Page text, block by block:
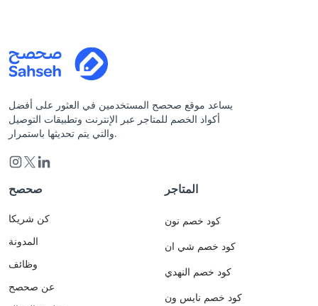
يساعد موقع صحصح المستخدمين في العثور على أفضل
أكواد الخصم للمتاجر عبر الإنترنت وتطبيقات التوصيل
والتي يتم تحديثها باستمرار.
صحصح
كن شريكا
المدونة
وظائف
عن صحصح
المتاجر
كود خصم نون
كود خصم شي ان
كود خصم النهدي
كود خصم نايس ون